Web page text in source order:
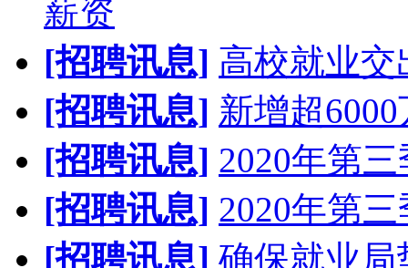
薪资
[招聘讯息] 高校就业
[招聘讯息] 新增超
[招聘讯息] 2020年第
[招聘讯息] 2020年第
[招聘讯息] 确保就业局